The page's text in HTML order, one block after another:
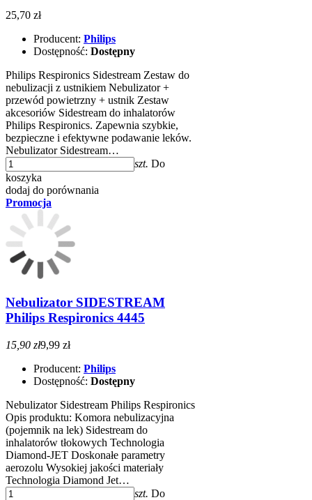
25,70 zł
Producent: Philips
Dostępność: Dostępny
Philips Respironics Sidestream Zestaw do
nebulizacji z ustnikiem Nebulizator +
przewód powietrzny + ustnik Zestaw
akcesoriów Sidestream do inhalatorów
Philips Respironics. Zapewnia szybkie,
bezpieczne i efektywne podawanie leków.
Nebulizator Sidestream…
szt. Do
koszyka
dodaj do porównania
Promocja
Nebulizator SIDESTREAM
Philips Respironics 4445
15,90 zł9,99 zł
Producent: Philips
Dostępność: Dostępny
Nebulizator Sidestream Philips Respironics
Opis produktu: Komora nebulizacyjna
(pojemnik na lek) Sidestream do
inhalatorów tłokowych Technologia
Diamond-JET Doskonałe parametry
aerozolu Wysokiej jakości materiały
Technologia Diamond Jet…
szt. Do